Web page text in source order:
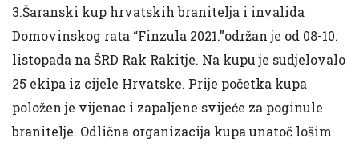
3.Šaranski kup hrvatskih branitelja i invalida
Domovinskog rata “Finzula 2021.”održan je od 08-10.
listopada na ŠRD Rak Rakitje. Na kupu je sudjelovalo
25 ekipa iz cijele Hrvatske. Prije početka kupa
položen je vijenac i zapaljene svijeće za poginule
branitelje. Odlična organizacija kupa unatoč lošim